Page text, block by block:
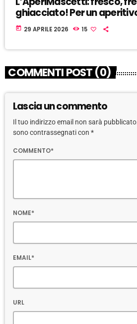
ghiacciato! Per un
today 29 APRILE 2026 15
COMMENTI POST (0)
Lascia un commento
Il tuo indirizzo email non sarà
sono contrassegnati con *
COMMENTO*
NOME*
EMAIL*
URL